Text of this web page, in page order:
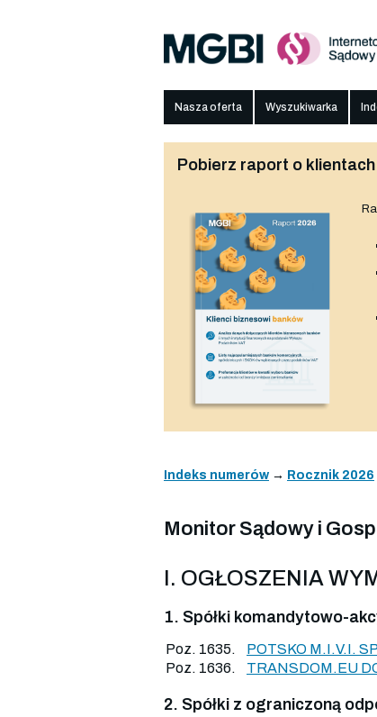
Nasza oferta Wyszukiwarka
Pobierz raport o
Indeks numerów → Rocznik 2026
Monitor Sądowy i
I. OGŁOSZENIA
1. Spółki komandytowo-
Poz. 1635.
POTSKO M.I.V.I.
Poz. 1636.
TRANSDOM.EU
2. Spółki z ograniczoną